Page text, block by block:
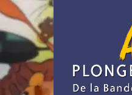
navigation